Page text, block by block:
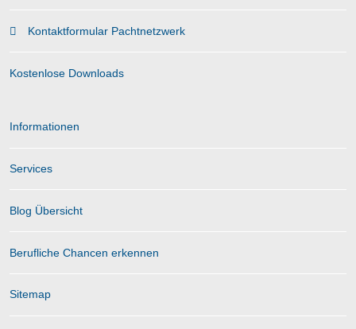
Kontaktformular Pachtnetzwerk
Kostenlose Downloads
Informationen
Services
Blog Übersicht
Berufliche Chancen erkennen
Sitemap